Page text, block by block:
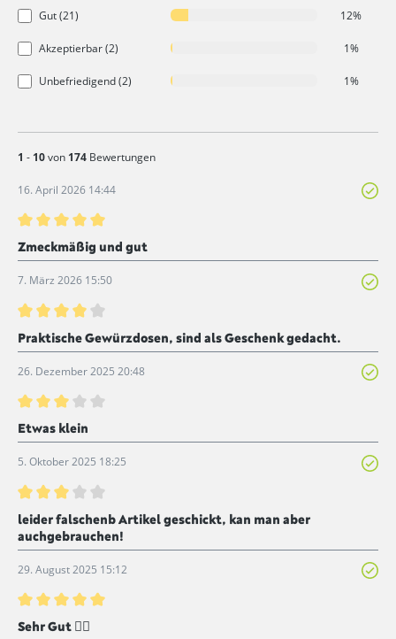
Gut (21) 12%
Akzeptierbar (2) 1%
Unbefriedigend (2) 1%
1 - 10von 174 Bewertungen
16. April 2026 14:44
Bewertung mit 5 von 5 Sternen
Zmeckmäßig und gut
7. März 2026 15:50
Bewertung mit 4 von 5 Sternen
Praktische Gewürzdosen, sind als Geschenk gedacht.
26. Dezember 2025 20:48
Bewertung mit 3 von 5 Sternen
Etwas klein
5. Oktober 2025 18:25
Bewertung mit 3 von 5 Sternen
leider falschenb Artikel geschickt, kan man aber
auchgebrauchen!
29. August 2025 15:12
Bewertung mit 5 von 5 Sternen
Sehr Gut 👍🏻